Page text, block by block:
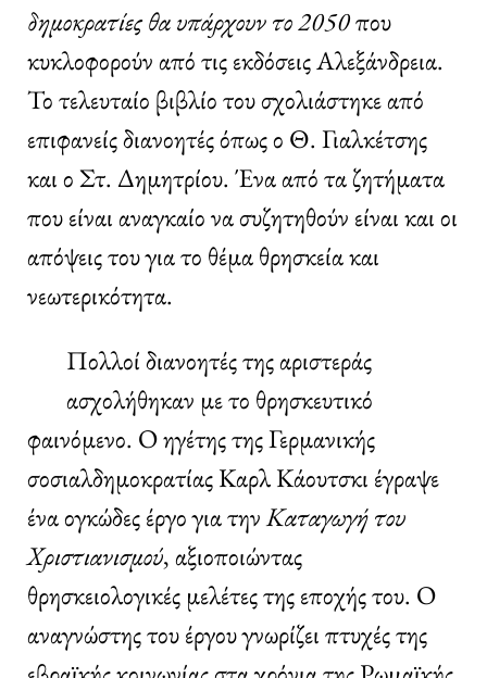
δημοκρατίες θα υπάρχουν το 2050που
κυκλοφορούν από τις εκδόσεις Αλεξάνδρεια.
Το τελευταίο βιβλίο του σχολιάστηκε από
επιφανείς διανοητές όπως ο Θ. Γιαλκέτσης
και ο Στ. Δημητρίου. Ένα από τα ζητήματα
που είναι αναγκαίο να συζητηθούν είναι και οι
απόψεις του για το θέμα θρησκεία και
νεωτερικότητα.
Πολλοί διανοητές της αριστεράς
ασχολήθηκαν με το θρησκευτικό
φαινόμενο. Ο ηγέτης της Γερμανικής
σοσιαλδημοκρατίας Καρλ Κάουτσκι έγραψε
ένα ογκώδες έργο για τηνΚαταγωγή του
Χριστιανισμού, αξιοποιώντας
θρησκειολογικές μελέτες της εποχής του. Ο
αναγνώστης του έργου γνωρίζει πτυχές της